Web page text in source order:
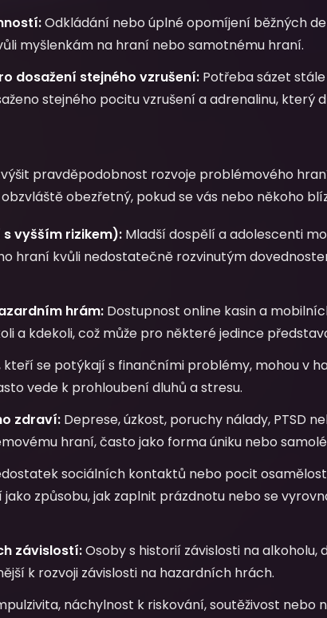
Odkládání nebo úplné opomíjení běžných
myšlenkám na hraní nebo samotnému hraní.
dosažení stejného vzrušení: Potřeba sázet
stejného pocitu vzrušení a adrenalinu, který
pravděpodobnost rozvoje problémového
obezřetný, pokud se vás nebo někoho
vyšším rizikem): Mladší dospělí a adolescenti
hraní kvůli nedostatečně rozvinutým
hrám: Dostupnost online kasin a
a kdekoli, což může pro některé jedince
kteří se potýkají s finančními problémy, mohou v
vede k prohloubení dluhů a stresu.
zdraví: Deprese, úzkost, poruchy nálady, PTSD
hraní, často jako forma úniku nebo
sociálních kontaktů nebo pocit
způsobu, jak zaplnit prázdnotu nebo se
závislostí:Osoby s historií závislosti na alkoholu,
k rozvoji závislosti na hazardních hrách.
náchylnost k riskování, soutěživost nebo